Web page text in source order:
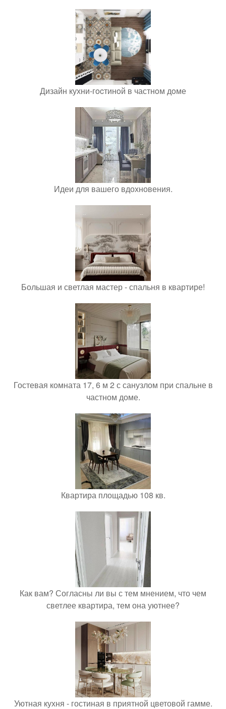
Дизайн кухни-гocтинoй в частнoм дoме
Идеи для вашего вдохновения.
Большая и светлая мастер - спальня в квартире!
Гостевая комната 17, 6 м 2 с санузлом при спальне в
частном доме.
Квартира площадью 108 кв.
Как вам? Согласны ли вы с тем мнением, что чем
светлее квартира, тем она уютнее?
Уютная кухня - гостиная в приятной цветовой гамме.